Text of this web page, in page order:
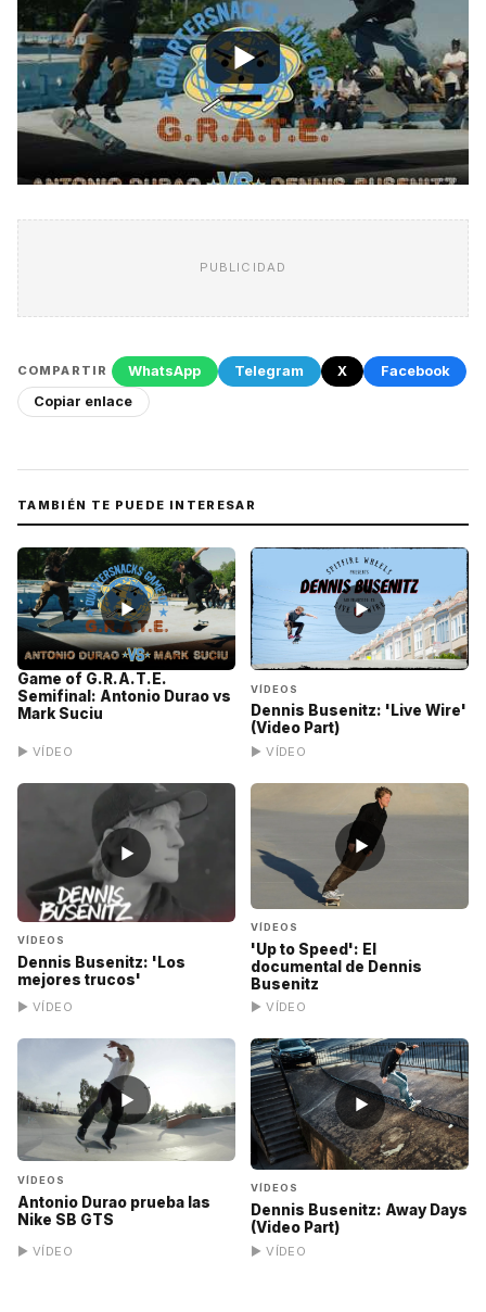
PUBLICIDAD
COMPARTIR WhatsApp Telegram X
Facebook
Copiar enlace
TAMBIÉN TE PUEDE INTERESAR
▶
Game of G.R.A.T.E.
Semifinal: Antonio Durao vs
Mark Suciu
▶ VÍDEO
▶
VÍDEOS
Dennis Busenitz: 'Live Wire'
(Video Part)
▶ VÍDEO
▶
VÍDEOS
Dennis Busenitz: 'Los
mejores trucos'
▶ VÍDEO
▶
VÍDEOS
'Up to Speed': El
documental de Dennis
Busenitz
▶ VÍDEO
▶
VÍDEOS
Antonio Durao prueba las
Nike SB GTS
▶ VÍDEO
▶
VÍDEOS
Dennis Busenitz: Away Days
(Video Part)
▶ VÍDEO